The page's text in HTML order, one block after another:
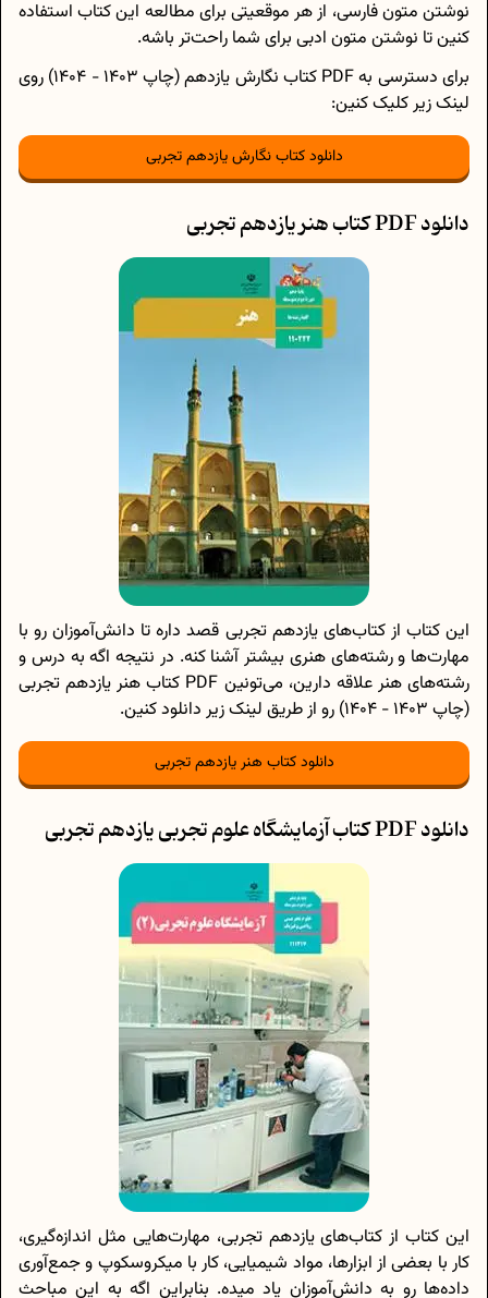
نوشتن متون فارسی، از هر موقعیتی برای مطالعه این کتاب استفاده
کنین تا نوشتن متون ادبی برای شما راحت‌تر باشه.
برای دسترسی به PDF کتاب نگارش یازدهم (چاپ 1403 - 1404) روی
لینک زیر کلیک کنین:
دانلود کتاب نگارش یازدهم تجربی
دانلود PDF کتاب هنر یازدهم تجربی
این کتاب از کتا‌ب‌های یازدهم تجربی قصد داره تا دانش‌آموزان رو با
مهارت‌ها و رشته‌های هنری بیشتر آشنا کنه. در نتیجه اگه به درس و
رشته‌های هنر علاقه دارین، می‌تونین PDF کتاب هنر یازدهم تجربی
(چاپ 1403 - 1404) رو از طریق لینک زیر دانلود کنین.
دانلود کتاب هنر یازدهم تجربی
دانلود PDF کتاب آزمایشگاه علوم تجربی یازدهم تجربی
این کتاب از کتا‌ب‌های یازدهم تجربی، مهارت‌هایی مثل اندازه‌گیری،
کار با بعضی از ابزار‌ها، مواد شیمیایی، کار با میکروسکوپ و جمع‌آوری
داده‌ها رو به دانش‌آموزان یاد میده. بنابراین اگه به این مباحث